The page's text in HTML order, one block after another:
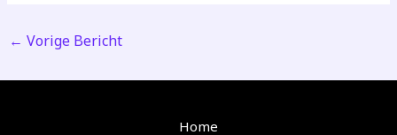
← Vorige Bericht
Home